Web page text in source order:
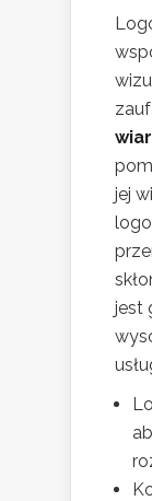
jej
jest